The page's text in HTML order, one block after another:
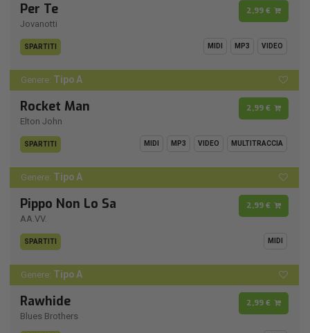
Per Te
Jovanotti
2,99 €
SPARTITI MIDI MP3 VIDEO
Genere: Tipo A
Rocket Man
Elton John
2,99 €
SPARTITI MIDI MP3 VIDEO MULTITRACCIA
Genere: Tipo A
Pippo Non Lo Sa
AA.VV.
2,99 €
SPARTITI MIDI
Genere: Tipo A
Rawhide
Blues Brothers
2,99 €